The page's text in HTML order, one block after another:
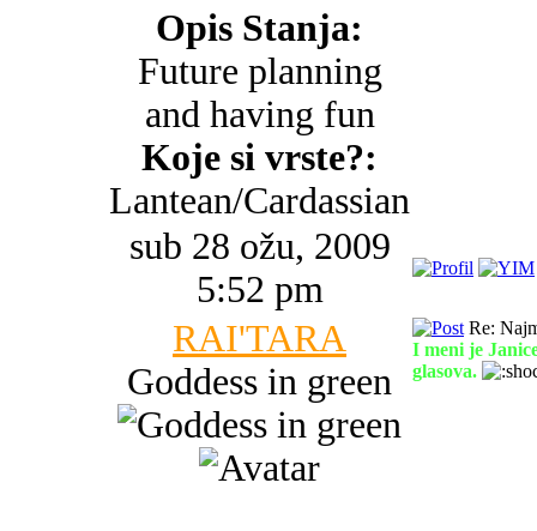
Opis Stanja:
Future planning
and having fun
Koje si vrste?:
Lantean/Cardassian
sub 28 ožu, 2009
5:52 pm
RAI'TARA
Goddess in green
Re:
I meni je
glasova.